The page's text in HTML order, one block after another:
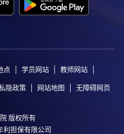
課程提供在線服務的平台。雖然
確或隱含的保證。本學院尤其不
訊不含電腦病毒等。
点 学员网站 教师网站
隐政策 网站地图 无障碍网页
版权所有
利担保有限公司